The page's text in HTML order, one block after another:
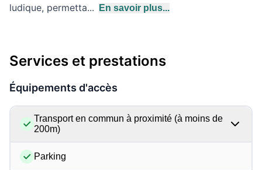
ludique, permetta...
En savoir plus...
Services et prestations
Équipements d'accès
Transport en commun à proximité (à moins de
200m)
Parking